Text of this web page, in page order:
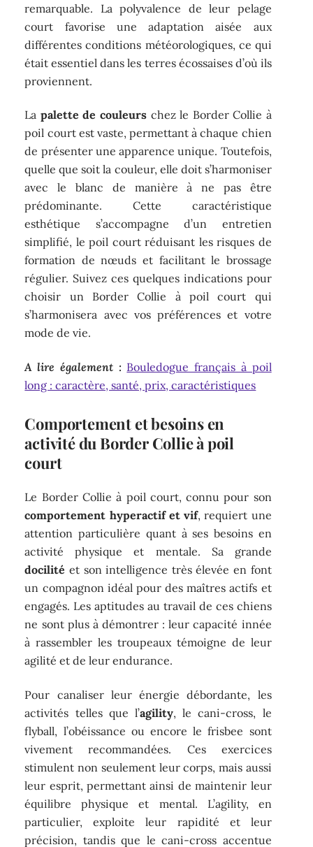
remarquable. La polyvalence de leur pelage
court favorise une adaptation aisée aux
différentes conditions météorologiques, ce qui
était essentiel dans les terres écossaises d’où ils
proviennent.
La palette de couleurschez le Border Collie à
poil court est vaste, permettant à chaque chien
de présenter une apparence unique. Toutefois,
quelle que soit la couleur, elle doit s’harmoniser
avec le blanc de manière à ne pas être
prédominante. Cette caractéristique
esthétique s’accompagne d’un entretien
simplifié, le poil court réduisant les risques de
formation de nœuds et facilitant le brossage
régulier. Suivez ces quelques indications pour
choisir un Border Collie à poil court qui
s’harmonisera avec vos préférences et votre
mode de vie.
A lire également : Bouledogue français à poil
long : caractère, santé, prix, caractéristiques
Comportement et besoins en
activité du Border Collie à poil
court
Le Border Collie à poil court, connu pour son
comportement hyperactif et vif, requiert une
attention particulière quant à ses besoins en
activité physique et mentale. Sa grande
docilité et son intelligence très élevée en font
un compagnon idéal pour des maîtres actifs et
engagés. Les aptitudes au travail de ces chiens
ne sont plus à démontrer : leur capacité innée
à rassembler les troupeaux témoigne de leur
agilité et de leur endurance.
Pour canaliser leur énergie débordante, les
activités telles que l’agility, le cani-cross, le
flyball, l’obéissance ou encore le frisbee sont
vivement recommandées. Ces exercices
stimulent non seulement leur corps, mais aussi
leur esprit, permettant ainsi de maintenir leur
équilibre physique et mental. L’agility, en
particulier, exploite leur rapidité et leur
précision, tandis que le cani-cross accentue